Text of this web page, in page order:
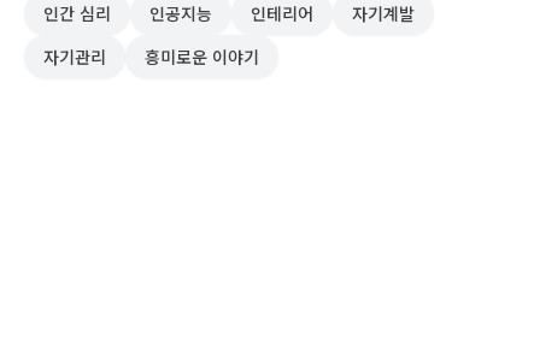
인간 심리
인공지능 인테리어
자기계발
자기관리
흥미로운 이야기